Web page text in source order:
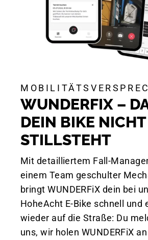
WUNDERFIX –
DEIN BIKE NICHT
STILLSTEHT
Mit detailliertem Fall-
einem Team geschulter
bringt WUNDERFiX dein bei
HoheAcht E-Bike schnell und
wieder auf die Straße: Du
uns, wir holen WUNDERFiX